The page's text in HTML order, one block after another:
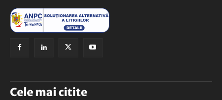
Cele mai citite